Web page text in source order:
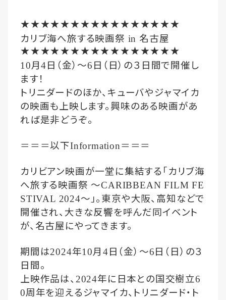
★★★★★★★★★★★★★★★★
カリブ海へ旅する映画祭 in 名古屋
★★★★★★★★★★★★★★★★
10月4日（金）〜6 日（日）の３日間で開催し
ます！
トリニダードのほか、キューバやジャマイカ
の映画も上映します。興味のある映画があ
れば是非どうぞ。
＝＝＝以下Information＝＝＝
カリビアン映画が一堂に集結する「カリブ海
へ旅する映画祭 〜CARIBBEAN FILM FE
STIVAL 2024〜」。東京や大阪、高知などで
開催され、大きな反響を呼んだ同イベント
が、名古屋にやってきます。
期間は2024年10月 4日（金）〜6日（日）の３
日間。
上映作品は、 2024年に日本との国交樹立6
0周年を迎えるジャマイカ、トリニダード・ト